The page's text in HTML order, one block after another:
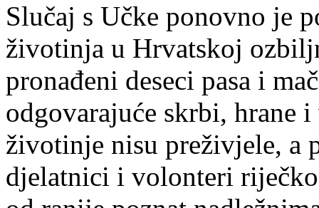
Slučaj s Učke ponovno je
životinja u Hrvatskoj
pronađeni deseci pasa i
odgovarajuće skrbi, hrane
životinje nisu preživjele, a
djelatnici i volonteri